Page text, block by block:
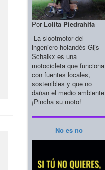
Por Lolita Piedrahita
La slootmotor del
ingeniero holandés Gijs
Schalkx es una
motocicleta que funciona
con fuentes locales,
sostenibles y que no
dañan el medio ambiente
¡Pincha su moto!
No es no